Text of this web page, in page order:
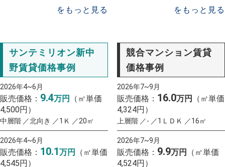
をもっと見る
をもっと見る
サンテミリオン新中
野賃貸価格事例
2026年4~6月
販売価格： 9.4万円
（㎡単価
4,500円）
中層階 ／北向き ／1Ｋ ／20㎡
2026年4~6月
販売価格： 10.1万円
（㎡単価
4,545円）
競合マンション賃貸
価格事例
2026年7~9月
販売価格： 16.0万円
（㎡単価
4,324円）
上層階 ／- ／1ＬＤＫ ／16㎡
2026年7~9月
販売価格： 9.9万円
（㎡単価
4,524円）